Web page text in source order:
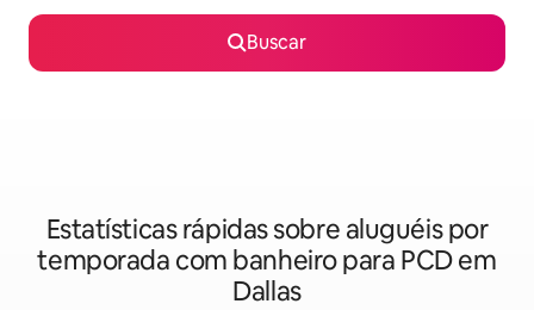
Buscar
Estatísticas rápidas sobre aluguéis por
temporada com banheiro para PCD em
Dallas